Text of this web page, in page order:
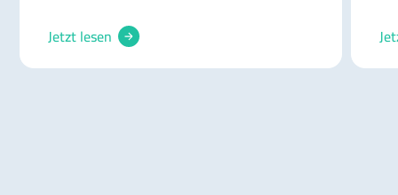
Jetzt lesen